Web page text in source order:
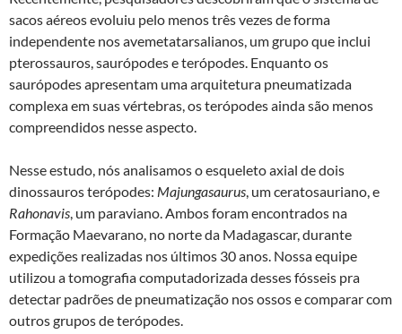
sacos aéreos evoluiu pelo menos três vezes de forma
independente nos avemetatarsalianos, um grupo que inclui
pterossauros, saurópodes e terópodes. Enquanto os
saurópodes apresentam uma arquitetura pneumatizada
complexa em suas vértebras, os terópodes ainda são menos
compreendidos nesse aspecto.
Nesse estudo, nós analisamos o esqueleto axial de dois
dinossauros terópodes: Majungasaurus, um ceratosauriano, e
Rahonavis, um paraviano. Ambos foram encontrados na
Formação Maevarano, no norte da Madagascar, durante
expedições realizadas nos últimos 30 anos. Nossa equipe
utilizou a tomografia computadorizada desses fósseis pra
detectar padrões de pneumatização nos ossos e comparar com
outros grupos de terópodes.